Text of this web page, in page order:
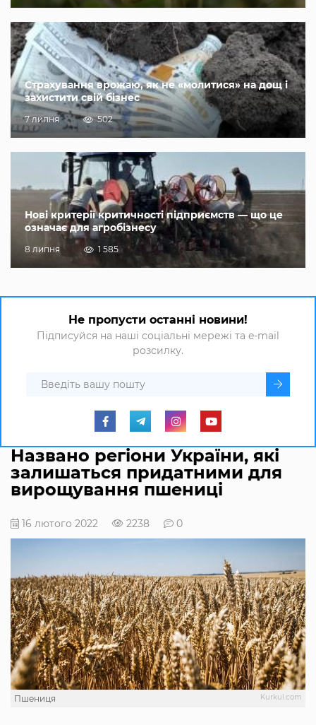
Страхування врожаю, як не «молитися» на дощ і
захистити свій бізнес
7 липня 502
Нові критерії критичності підприємств — що це
означає для агробізнесу
8 липня 1 585
Не пропусти останні новини!
Підписуйся на наші соціальні мережі та e-mail
розсилку.
Названо регіони України, які
залишаться придатними для
вирощування пшениці
16 лютого 2022 2238 0
Kurkul.com
Пшениця